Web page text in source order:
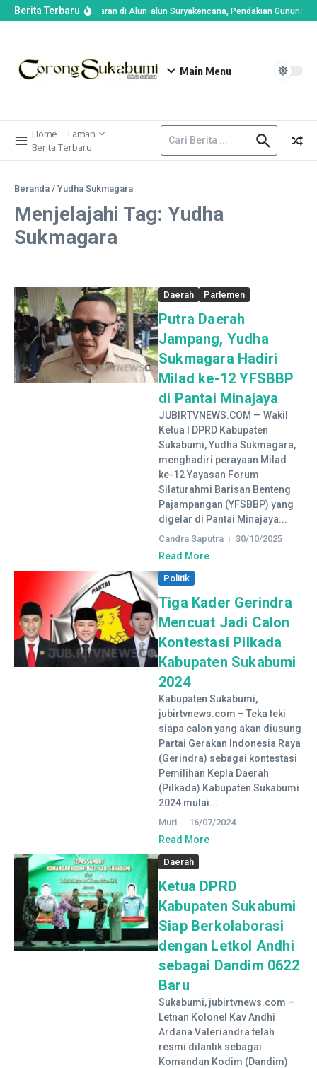
Berita Terbaru
Imbas Kebakaran di Alun-alun Suryakencana, Pendakian Gunung
Main Menu
Home
Laman
Berita Terbaru
Beranda / Yudha Sukmagara
Menjelajahi Tag: Yudha
Sukmagara
Daerah Parlemen
Putra Daerah
Jampang, Yudha
Sukmagara Hadiri
Milad ke-12 YFSBBP
di Pantai Minajaya
JUBIRTVNEWS.COM — Wakil
Ketua I DPRD Kabupaten
Sukabumi, Yudha Sukmagara,
menghadiri perayaan Milad
ke-12 Yayasan Forum
Silaturahmi Barisan Benteng
Pajampangan (YFSBBP) yang
digelar di Pantai Minajaya...
Candra Saputra 30/10/2025
Read More
Politik
Tiga Kader Gerindra
Mencuat Jadi Calon
Kontestasi Pilkada
Kabupaten Sukabumi
2024
Kabupaten Sukabumi,
jubirtvnews.com – Teka teki
siapa calon yang akan diusung
Partai Gerakan Indonesia Raya
(Gerindra) sebagai kontestasi
Pemilihan Kepla Daerah
(Pilkada) Kabupaten Sukabumi
2024 mulai...
Muri 16/07/2024
Read More
Daerah
Ketua DPRD
Kabupaten Sukabumi
Siap Berkolaborasi
dengan Letkol Andhi
sebagai Dandim 0622
Baru
Sukabumi, jubirtvnews.com –
Letnan Kolonel Kav Andhi
Ardana Valeriandra telah
resmi dilantik sebagai
Komandan Kodim (Dandim)